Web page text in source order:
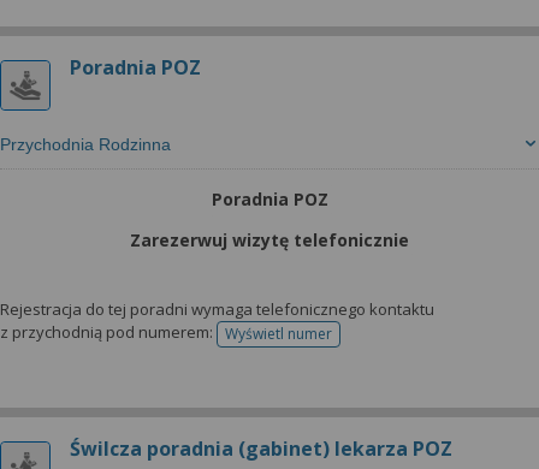
Poradnia POZ
Przychodnia Rodzinna
Poradnia POZ
Zarezerwuj wizytę telefonicznie
Rejestracja do tej poradni wymaga telefonicznego kontaktu
z przychodnią pod numerem:
Wyświetl numertelefonu do rejestracji
Świlcza poradnia (gabinet) lekarza POZ